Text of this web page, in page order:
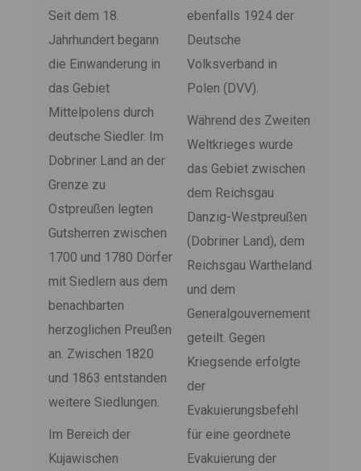
Seit dem 18.
Jahrhundert begann
die Einwanderung in
das Gebiet
Mittelpolens durch
deutsche Siedler. Im
Dobriner Land an der
Grenze zu
Ostpreußen legten
Gutsherren zwischen
1700 und 1780 Dörfer
mit Siedlern aus dem
benachbarten
herzoglichen Preußen
an. Zwischen 1820
und 1863 entstanden
weitere Siedlungen.
Im Bereich der
Kujawischen
ebenfalls 1924 der
Deutsche
Volksverband in
Polen (DVV).
Während des Zweiten
Weltkrieges wurde
das Gebiet zwischen
dem Reichsgau
Danzig-Westpreußen
(Dobriner Land), dem
Reichsgau Wartheland
und dem
Generalgouvernement
geteilt. Gegen
Kriegsende erfolgte
der
Evakuierungsbefehl
für eine geordnete
Evakuierung der